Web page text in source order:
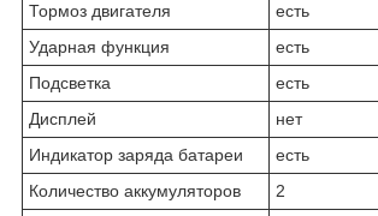
Тормоз двигателя
есть
Ударная функция
есть
Подсветка
есть
Дисплей
нет
Индикатор заряда батареи
есть
Количество аккумуляторов
2